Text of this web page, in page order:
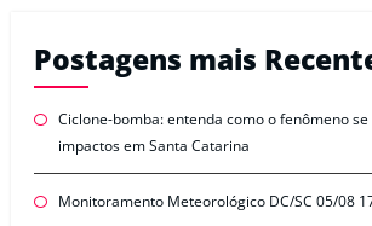
Postagens mais
Ciclone-bomba: entenda como o fenômeno
impactos em Santa Catarina
Monitoramento Meteorológico DC/SC 05/08